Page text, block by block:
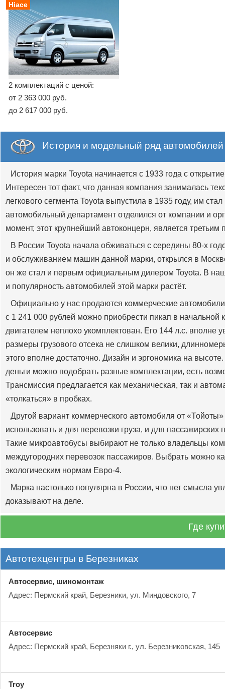
Hiace
2 комплектаций с ценой:
от 2 363 000 руб.
до 2 617 000 руб.
История и модельный ряд
История марки Toyota начинается с 1933 года с
Интересен тот факт, что данная компания занималась
легкового сегмента Toyota выпустила в 1935 году, им
автомобильный департамент отделился от компании и
момент, этот крупнейший автоконцерн, является
В России Toyota начала обживаться с середины 80-х
и обслуживанием машин данной марки, открылся в
он же стал и первым официальным дилером Toyota. В
и популярность автомобилей этой марки растёт.
Официально у нас продаются коммерческие
с 1 241 000 рублей можно приобрести пикап в
двигателем неплохо укомплектован. Его 144 л.с. вполне
размеры грузового отсека не слишком велики,
этого вполне достаточно. Дизайн и эргономика на
деньги можно подобрать разные комплектации, есть
Трансмиссия предлагается как механическая, так и
«толкаться» в пробках.
Другой вариант коммерческого автомобиля от
использовать и для перевозки груза, и для
Такие микроавтобусы выбирают не только владельцы
междугородних перевозок пассажиров. Выбрать можно
экологическим нормам Евро-4.
Марка настолько популярна в России, что нет смысла
доказывают на деле.
Где
Автотехцентры в Березниках
Автосервис, шиномонтаж
Адрес: Пермский край, Березники, ул. Миндовского, 7
Автосервис
Адрес: Пермский край, Березняки г., ул. Березниковская, 145
Troy